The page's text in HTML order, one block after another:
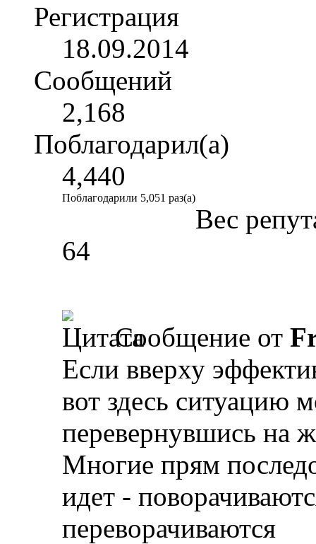
Регистрация
18.09.2014
Сообщений
2,168
Поблагодарил(а)
4,440
Поблагодарили 5,051 раз(а)
Вес
64
Сообщение от
Если вверху
вот здесь ситуацию
перевернувшись на
Многие прям
идет -
переворачиваются